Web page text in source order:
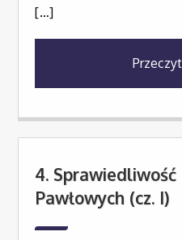
[…]
4.
Pawłowych (cz. I)